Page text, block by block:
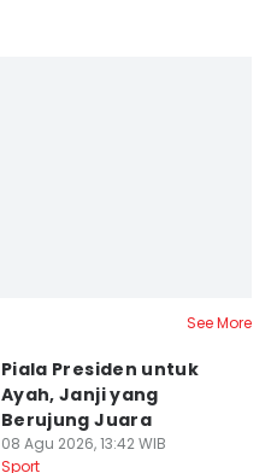
See More
Piala Presiden untuk
Ayah, Janji yang
Berujung Juara
08 Agu 2026, 13:42 WIB
Sport